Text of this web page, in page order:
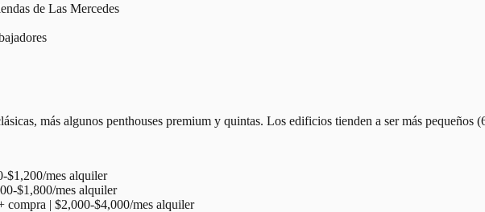
de Las Mercedes
más algunos penthouses premium y quintas. Los edificios tienden a ser más pequeños
$1,200/mes alquiler
$1,800/mes alquiler
compra | $2,000-$4,000/mes alquiler